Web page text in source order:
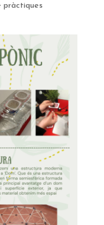
pràctiques